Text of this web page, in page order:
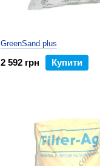
GreenSand plus
2 592 грн Купити